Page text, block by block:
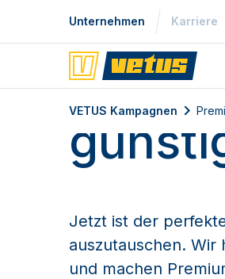
Unternehmen Karriere
VETUS Kampagnen
Boot
Jetzt ist der
auszutauschen.
und machen